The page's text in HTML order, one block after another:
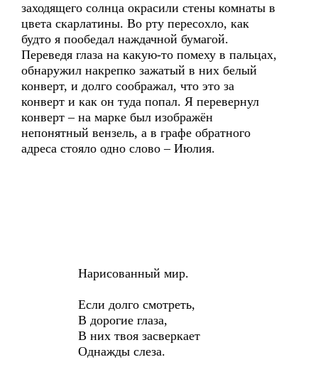
заходящего солнца окрасили стены комнаты в
цвета скарлатины. Во рту пересохло, как
будто я пообедал наждачной бумагой.
Переведя глаза на какую-то помеху в пальцах,
обнаружил накрепко зажатый в них белый
конверт, и долго соображал, что это за
конверт и как он туда попал. Я перевернул
конверт – на марке был изображён
непонятный вензель, а в графе обратного
адреса стояло одно слово – Июлия.
Нарисованный мир.
Если долго смотреть,
В дорогие глаза,
В них твоя засверкает
Однажды слеза.